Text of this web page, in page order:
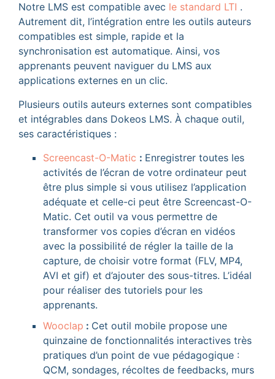
Notre LMS est compatible avec le standard LTI .
Autrement dit, l’intégration entre les outils auteurs
compatibles est simple, rapide et la
synchronisation est automatique. Ainsi, vos
apprenants peuvent naviguer du LMS aux
applications externes en un clic.
Plusieurs outils auteurs externes sont compatibles
et intégrables dans Dokeos LMS. À chaque outil,
ses caractéristiques :
Screencast-O-Matic : Enregistrer toutes les
activités de l’écran de votre ordinateur peut
être plus simple si vous utilisez l’application
adéquate et celle-ci peut être Screencast-O-
Matic. Cet outil va vous permettre de
transformer vos copies d’écran en vidéos
avec la possibilité de régler la taille de la
capture, de choisir votre format (FLV, MP4,
AVI et gif) et d’ajouter des sous-titres. L’idéal
pour réaliser des tutoriels pour les
apprenants.
Wooclap : Cet outil mobile propose une
quinzaine de fonctionnalités interactives très
pratiques d’un point de vue pédagogique :
QCM, sondages, récoltes de feedbacks, murs